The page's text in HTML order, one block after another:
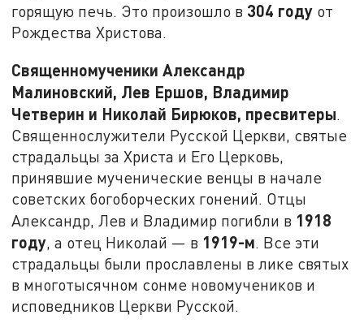
горящую печь. Это произошло в 304 году от
Рождества Христова.
Священномученики Александр
Малиновский, Лев Ершов, Владимир
Четверин и Николай Бирюков, пресвитеры.
Священнослужители Русской Церкви, святые
страдальцы за Христа и Его Церковь,
принявшие мученические венцы в начале
советских богоборческих гонений. Отцы
Александр, Лев и Владимир погибли в 1918
году, а отец Николай — в 1919-м. Все эти
страдальцы были прославлены в лике святых
в многотысячном сонме новомучеников и
исповедников Церкви Русской.